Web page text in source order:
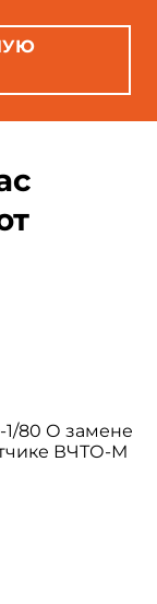
80 О замене
ВЧТО-М